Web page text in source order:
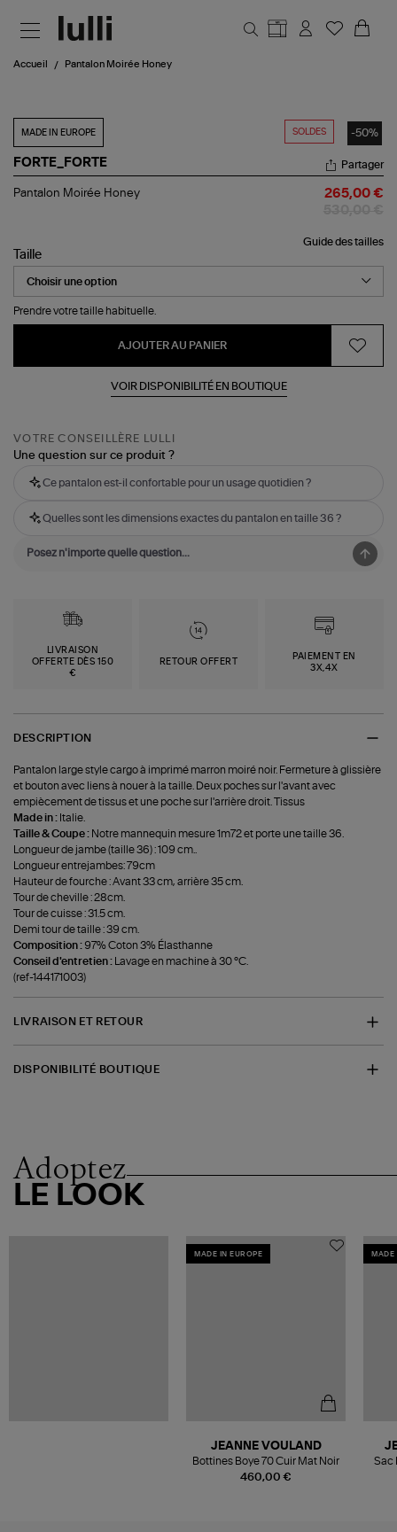
Accueil Pantalon Moirée Honey
SOLDES -50%
MADE IN EUROPE
FORTE_FORTE
Pantalon
Partager
Pantalon Moirée Honey 265,00 €
Guide des tailles
Taille
Prendre votre taille habituelle.
AJOUTER AU PANIER
VOIR DISPONIBILITÉ EN BOUTIQUE
VOTRE CONSEILLÈRE LULLI
Une question sur ce produit ?
Ce pantalon est-il confortable pour un usage quotidien ?
Quelles sont les dimensions exactes du pantalon en taille 36 ?
LIVRAISON
OFFERTE DÈS 150
€
RETOUR OFFERT
PAIEMENT EN
3X,4X
DESCRIPTION
Pantalon large style cargo à imprimé marron moiré noir. Fermeture à glissière
et bouton avec liens à nouer à la taille. Deux poches sur l'avant avec
empiècement de tissus et une poche sur l'arrière droit. Tissus
Made in : Italie.
Taille & Coupe : Notre mannequin mesure 1m72 et porte une taille 36.
Longueur de jambe (taille 36) : 109 cm..
Longueur entrejambes: 79cm
Hauteur de fourche : Avant 33 cm, arrière 35 cm.
Tour de cheville : 28cm.
Tour de cuisse : 31.5 cm.
Demi tour de taille : 39 cm.
Composition : 97% Coton 3% Élasthanne
Conseil d'entretien : Lavage en machine à 30 °C.
(ref-144171003)
LIVRAISON ET RETOUR
DISPONIBILITÉ BOUTIQUE
Adoptez
LE LOOK
MADE IN EUROPE
460,00 €
JEANNE VOULAND
Bottines Boye 70 Cuir Mat Noir
MADE
Sac